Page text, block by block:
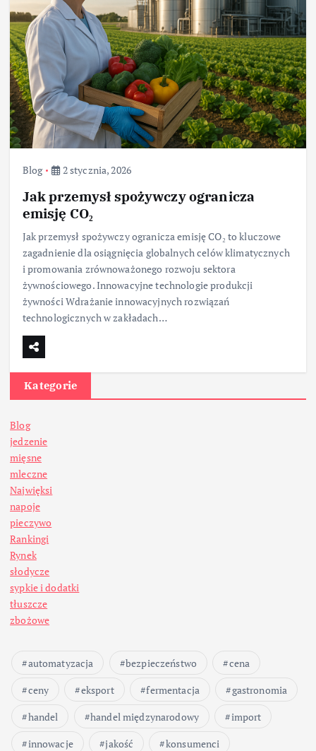
Blog 2 stycznia, 2026
Jak przemysł spożywczy ogranicza
emisję CO₂
Jak przemysł spożywczy ogranicza emisję CO₂ to kluczowe
zagadnienie dla osiągnięcia globalnych celów klimatycznych
i promowania zrównoważonego rozwoju sektora
żywnościowego. Innowacyjne technologie produkcji
żywności Wdrażanie innowacyjnych rozwiązań
technologicznych w zakładach…
Kategorie
Blog
jedzenie
mięsne
mleczne
Najwięksi
napoje
pieczywo
Rankingi
Rynek
słodycze
sypkie i dodatki
tłuszcze
zbożowe
automatyzacja bezpieczeństwo
cena
ceny
eksport fermentacja
gastronomia
handel
handel międzynarodowy
import
innowacje
jakość
konsumenci